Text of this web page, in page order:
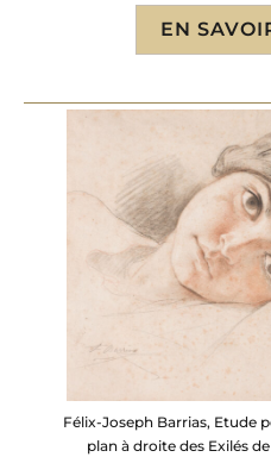
EN
Félix-Joseph Barrias, Etude
plan à droite des Exilés